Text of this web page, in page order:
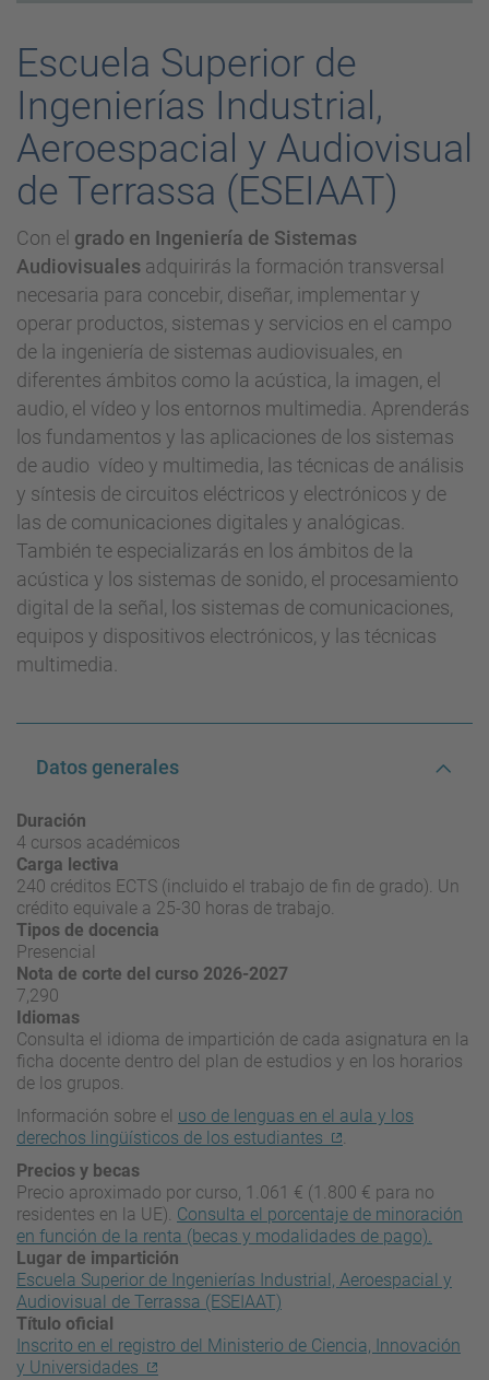
Escuela Superior de
Ingenierías Industrial,
Aeroespacial y Audiovisual
de Terrassa (ESEIAAT)
Con el grado en Ingeniería de Sistemas
Audiovisuales adquirirás la formación transversal
necesaria para concebir, diseñar, implementar y
operar productos, sistemas y servicios en el campo
de la ingeniería de sistemas audiovisuales, en
diferentes ámbitos como la acústica, la imagen, el
audio, el vídeo y los entornos multimedia. Aprenderás
los fundamentos y las aplicaciones de los sistemas
de audio vídeo y multimedia, las técnicas de análisis
y síntesis de circuitos eléctricos y electrónicos y de
las de comunicaciones digitales y analógicas.
También te especializarás en los ámbitos de la
acústica y los sistemas de sonido, el procesamiento
digital de la señal, los sistemas de comunicaciones,
equipos y dispositivos electrónicos, y las técnicas
multimedia.
Datos generales
Duración
4 cursos académicos
Carga lectiva
240 créditos ECTS (incluido el trabajo de fin de grado). Un
crédito equivale a 25-30 horas de trabajo.
Tipos de docencia
Presencial
Nota de corte del curso 2026-2027
7,290
Idiomas
Consulta el idioma de impartición de cada asignatura en la
ficha docente dentro del plan de estudios y en los horarios
de los grupos.
Información sobre el uso de lenguas en el aula y los
derechos lingüísticos de los estudiantes
.
Precios y becas
Precio aproximado por curso, 1.061 € (1.800 € para no
residentes en la UE). Consulta el porcentaje de minoración
en función de la renta (becas y modalidades de pago).
Lugar de impartición
Escuela Superior de Ingenierías Industrial, Aeroespacial y
Audiovisual de Terrassa (ESEIAAT)
Título oficial
Inscrito en el registro del Ministerio de Ciencia, Innovación
y Universidades